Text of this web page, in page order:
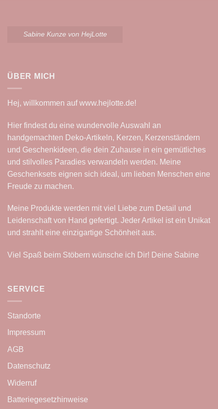
Sabine Kunze von HejLotte
ÜBER MICH
Hej, willkommen aufwww.hejlotte.de!
Hier findest du eine wundervolle Auswahl an
handgemachten Deko-Artikeln, Kerzen, Kerzenständern
und Geschenkideen, die dein Zuhause in ein gemütliches
und stilvolles Paradies verwandeln werden. Meine
Geschenksets eignen sich ideal, um lieben Menschen eine
Freude zu machen.
Meine Produkte werden mit viel Liebe zum Detail und
Leidenschaft von Hand gefertigt. Jeder Artikel ist ein Unikat
und strahlt eine einzigartige Schönheit aus.
Viel Spaß beim Stöbern wünsche ich Dir! Deine Sabine
SERVICE
Standorte
Impressum
AGB
Datenschutz
Widerruf
Batteriegesetzhinweise